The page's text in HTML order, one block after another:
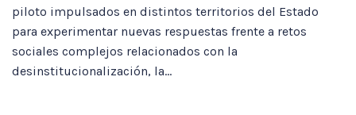
piloto impulsados en distintos territorios del Estado
para experimentar nuevas respuestas frente a retos
sociales complejos relacionados con la
desinstitucionalización, la...